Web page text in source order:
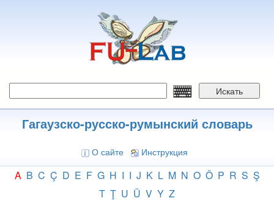
Искать
Гагаузско-русско-румынский словарь
О сайте Инструкция
A B C Ç D E F G H I I J K L M N O Ö P R S Ş
T Ţ U Ü V Y Z